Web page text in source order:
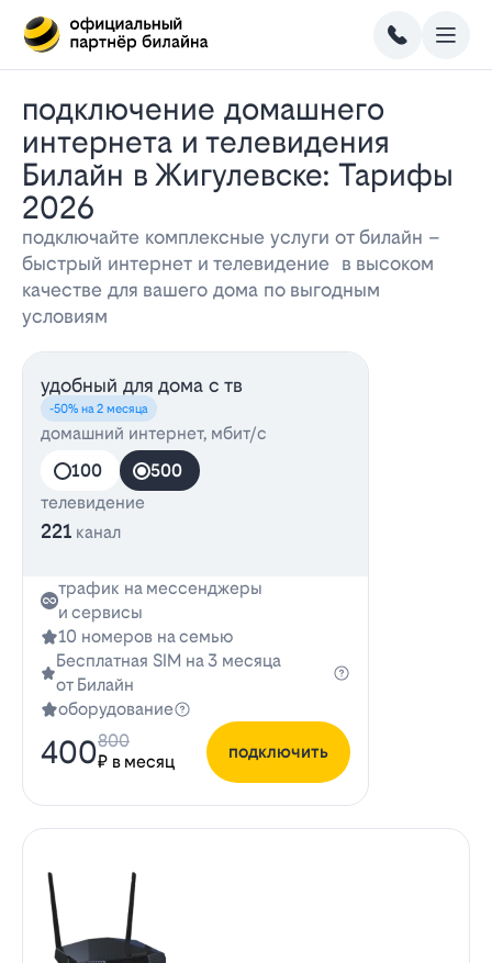
Подключение домашнего
интернета и телевидения
Билайн в Жигулевске: Тарифы
2026
подключайте комплексные услуги от билайн –
быстрый интернет и телевидение в высоком
качестве для вашего дома по выгодным
условиям
удобный для дома с тв
-50% на 2 месяца
домашний интернет, мбит/с
100
500
телевидение
221 канал
трафик на мессенджеры
и сервисы
10 номеров на семью
Бесплатная SIM на 3 месяца
от Билайн
оборудование
400₽ в месяц
800
подключить